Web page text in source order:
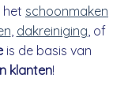
het schoonmaken
dakreiniging , of
is de basis van
klanten!